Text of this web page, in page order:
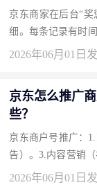
京东商家在后台“
细。每条记录有时
细”中查到扣款。
2026年06月01日
京东怎么推广
些？
京东商户号推广：
告）。3.内容营销
盟（CPS淘客）。
2026年06月01日